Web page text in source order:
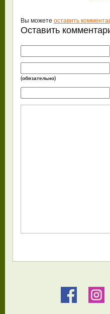
Вы можете оставить
Оставить
(обязательно)